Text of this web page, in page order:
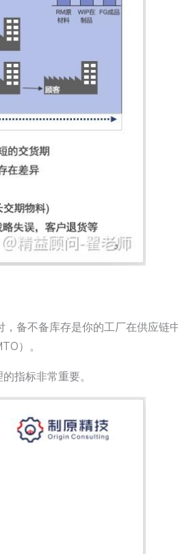
备不备库存是你的工厂在供应链
）。
指标非常重要。